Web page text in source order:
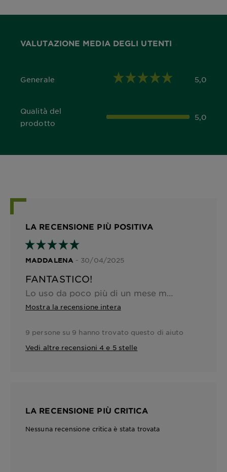
VALUTAZIONE MEDIA DEGLI UTENTI
Generale
5,0 out of 5 stars 5,0
Qualità del
prodotto
5,0 out of 5 stars 5,0
LA RECENSIONE PIÙ POSITIVA
MADDALENA - 30/04/2025
FANTASTICO!
Mostra la recensione intera
9 persone su 9 hanno trovato questo di aiuto
Vedi altre recensioni 4 e 5 stelle
LA RECENSIONE PIÙ CRITICA
Nessuna recensione critica è stata trovata